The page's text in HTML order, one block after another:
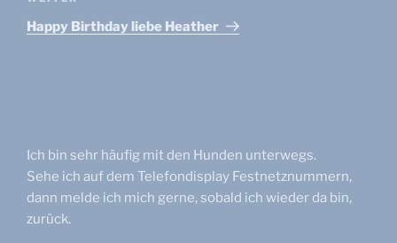
Beitrag
Happy Birthday liebe Heather
Ich bin sehr häufig mit den Hunden unterwegs.
Sehe ich auf dem Telefondisplay Festnetznummern,
dann melde ich mich gerne, sobald ich wieder da bin,
zurück.